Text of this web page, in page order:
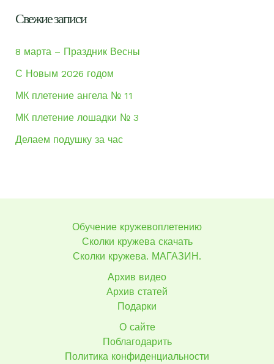
Свежие записи
8 марта – Праздник Весны
С Новым 2026 годом
МК плетение ангела № 11
МК плетение лошадки № 3
Делаем подушку за час
Обучение кружевоплетению
Сколки кружева скачать
Сколки кружева. МАГАЗИН.
Архив видео
Архив статей
Подарки
О сайте
Поблагодарить
Политика конфиденциальности